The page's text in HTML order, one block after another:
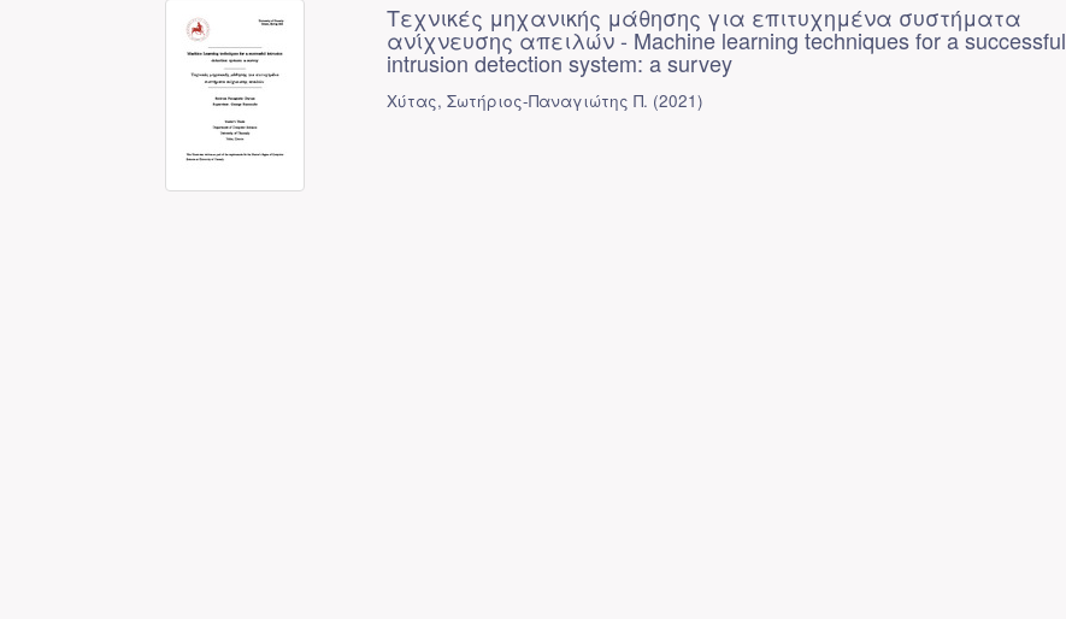
Τεχνικές μηχανικής μάθησης για επιτυχημένα συστήματα
ανίχνευσης απειλών - Machine learning techniques for a successful
intrusion detection system: a survey
Χύτας, Σωτήριος-Παναγιώτης Π. (2021)